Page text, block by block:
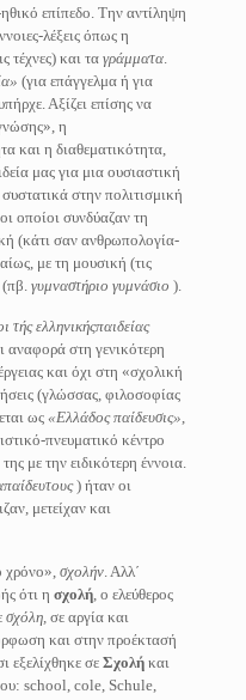
επίπεδο. Την αντίληψη
λέξεις όπως η
τέχνες) και τα γράμματα.
(για επάγγελμα ή για
Αξίζει επίσης να
η
και η διαθεματικότητα,
μας για μια ουσιαστική
στην πολιτισμική
οποίοι συνδύαζαν τη
(κάτι σαν ανθρωπολογία-
με τη μουσική (τις
(πβ. γυμναστήριο γυμνάσιο ).
τής ελληνικήςπαιδείας
αναφορά στη γενικότερη
και όχι στη «σχολική
(γλώσσας, φιλοσοφίας
ως «Ελλάδος παίδευσις»,
πνευματικό κέντρο
με την ειδικότερη έννοια.
) ήταν οι
μετείχαν και
χρόνο», σχολήν. Αλλ΄
ότι η σχολή, ο ελεύθερος
σχόλη, σε αργία και
και στην προέκτασή
εξελίχθηκε σε Σχολή και
school, cole, Schule,